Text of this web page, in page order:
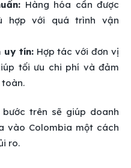
Hàng hóa cần được
hợp với quá trình vận
uy tín:Hợp tác với đơn vị
tối ưu chi phí và đảm
trên sẽ giúp doanh
vào Colombia một cách
ro.